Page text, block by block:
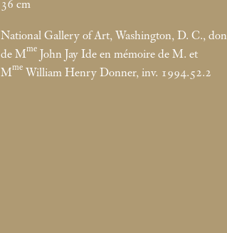
36 cm
National Gallery of Art, Washington, D. C., don
de Mme John Jay Ide en mémoire de M. et
Mme William Henry Donner, inv. 1994.52.2